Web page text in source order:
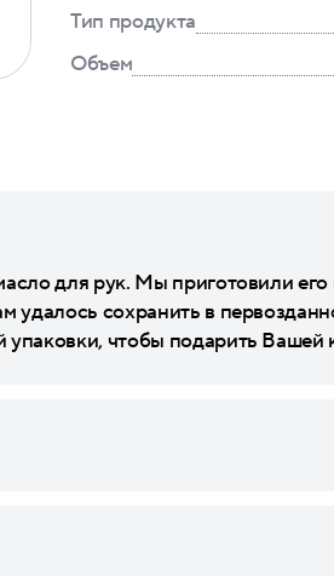
Тип продукта
Объем
для рук. Мы приготовили
удалось сохранить в
упаковки, чтобы подарить